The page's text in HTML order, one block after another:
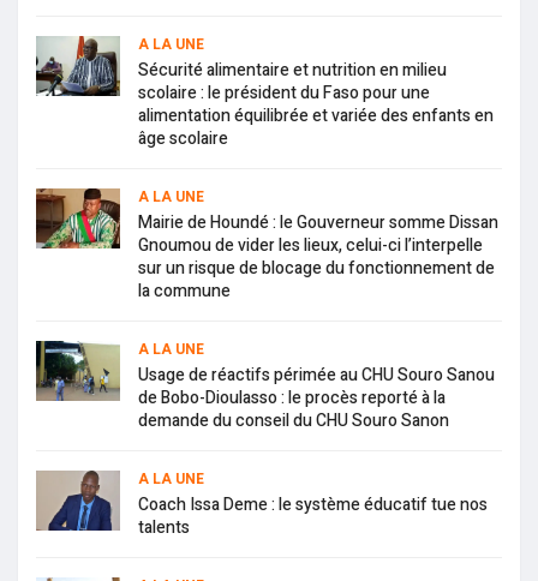
A LA UNE
Sécurité alimentaire et nutrition en milieu
scolaire : le président du Faso pour une
alimentation équilibrée et variée des enfants en
âge scolaire
A LA UNE
Mairie de Houndé : le Gouverneur somme Dissan
Gnoumou de vider les lieux, celui-ci l’interpelle
sur un risque de blocage du fonctionnement de
la commune
A LA UNE
Usage de réactifs périmée au CHU Souro Sanou
de Bobo-Dioulasso : le procès reporté à la
demande du conseil du CHU Souro Sanon
A LA UNE
Coach Issa Deme : le système éducatif tue nos
talents